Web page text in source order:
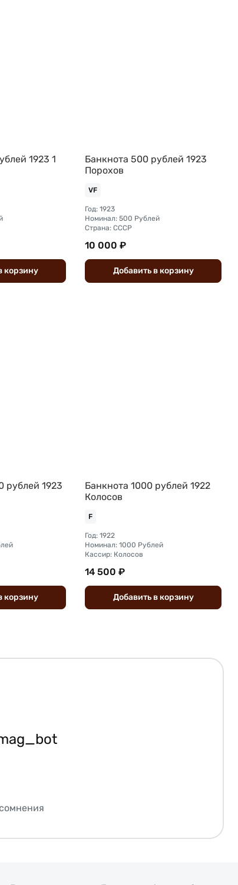
1923 1
корзину
Банкнота 500 рублей 1923
Порохов
VF
Год: 1923
Номинал: 500 Рублей
Страна: СССР
10 000 ₽
Добавить вкорзину
рублей 1923
корзину
Банкнота 1000 рублей 1922
Колосов
F
Год: 1922
Номинал: 1000 Рублей
Кассир: Колосов
14 500 ₽
Добавить вкорзину